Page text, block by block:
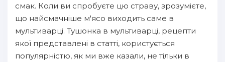
смак. Коли ви спробуєте цю страву, зрозумієте,
що найсмачніше м'ясо виходить саме в
мультиварці. Тушонка в мультиварці, рецепти
якої представлені в статті, користується
популярністю, як ми вже казали, не тільки в